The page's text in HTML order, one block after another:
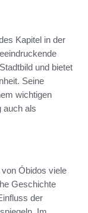
Kapitel in der
und bietet
Seine
wichtigen
auch als
Óbidos viele
Geschichte
der